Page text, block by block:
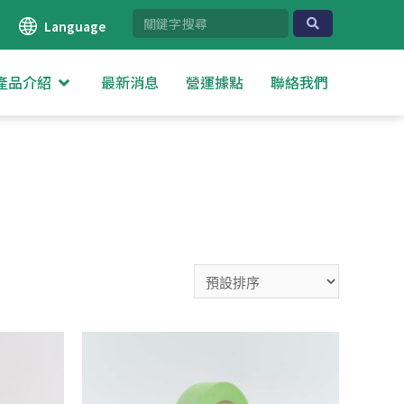
Language
品介紹 最新消息 營運據點 聯絡我們